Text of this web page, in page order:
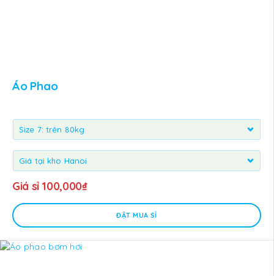
Áo Phao
Giá sỉ 100,000₫
ĐẶT MUA SỈ